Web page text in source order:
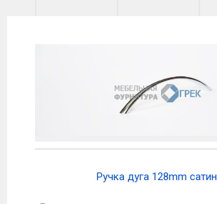
Ручка дуга 128mm сатин